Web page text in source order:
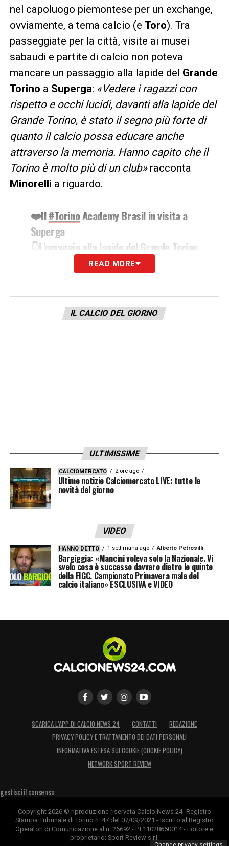
nel capoluogo piemontese per un exchange,
ovviamente, a tema calcio (e Toro). Tra
passeggiate per la città, visite ai musei
sabaudi e partite di calcio non poteva
mancare un passaggio alla lapide del Grande
Torino a Superga: «Vedere i ragazzi con
rispetto e occhi lucidi, davanti alla lapide del
Grande Torino, è stato il segno più forte di
quanto il calcio possa educare anche
attraverso la memoria. Hanno capito che il
Torino è molto più di un club» racconta
Minorelli a riguardo.
❤️Il#TorinoAcademy Brasil in visita a
Superga
👇L'omaggio alla lapide del Grande Torino
@LorenzoBosca
L'intervista, il racconto e
l'approfondimento completo sul nostro
squadra che«Vantano origini italiane».
Un’opportunità che per loro proseguirà (prima
del rientro in patria) questa settimana a
Limone Piemonte durante il
settore giovanile delTorino. Ancora una
volta il pallone si è dimostrato un ponte
incredibilmente prezioso tra culture,
nazionalità e tradizioni differenti. E così i
LA PLAYLIST DELLE NOSTRE TOP NEWS
READ MORE
IL CALCIO DEL GIORNO
ULTIMISSIME
CALCIOMERCATO 2 ore ago
Ultime notizie Calciomercato LIVE: tutte le
novità del giorno
VIDEO
HANNO DETTO 1 settimana ago Alberto Petrosilli
Bargiggia: «Mancini voleva solo la Nazionale. Vi
svelo cosa è successo davvero dietro le quinte
della FIGC. Campionato Primavera male del
calcio italiano» ESCLUSIVA e VIDEO
SCARICA L’APP DI CALCIO NEWS 24 CONTATTI
REDAZIONE
PRIVACY POLICY E TRATTAMENTO DEI DATI PERSONALI
INFORMATIVA ESTESA SUI COOKIE (COOKIE POLICY)
NETWORK SPORT REVIEW
gestisci il consenso
Copyright 2026 © riproduzione riservata Calcio News 24 -Registro
Stampa Tribunale di Torino n. 47 del 07/09/2021 - Iscritto al Registro
Operatori di Comunicazione al n. 26692 - P.I.11028660014 - Editore e
proprietario: Sport Review s.r.l.